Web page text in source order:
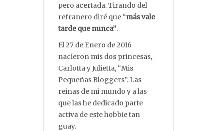
pero acertada. Tirando del
refranero diré que “más vale
tarde que nunca”.
El 27 de Enero de 2016
nacieron mis dos princesas,
Carlotta y Julietta, “Mis
Pequeñas Bloggers”. Las
reinas de mi mundo y a las
que las he dedicado parte
activa de este hobbie tan
guay.